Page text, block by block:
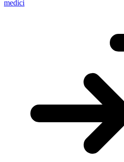
medici